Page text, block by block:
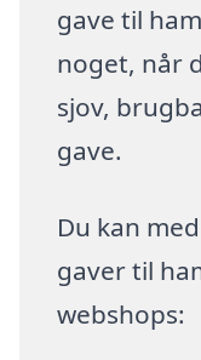
gave til
noget, når
sjov,
gave.
Du kan
gaver til
webshops: